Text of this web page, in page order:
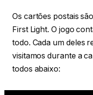
Os cartões postais
First Light. O jogo
todo. Cada um deles
visitamos durante a
todos abaixo: